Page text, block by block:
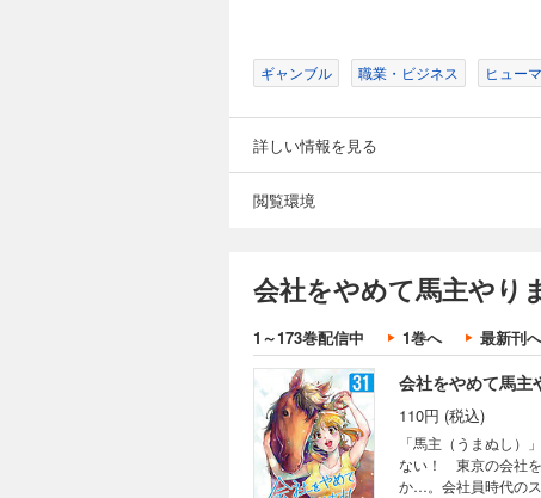
ギャンブル 職業・ビジネス ヒュー
詳しい情報を見る
閲覧環境
会社をやめて馬主や
1～173巻配信中 1巻へ 最新刊へ
ない！ 東京の会社
か…。会社員時代の
か…。会社員時代の
会社をやめて馬
110円 (税込)
「馬主（うまぬし）
ない！ 東京の会社を
か…。会社員時代の